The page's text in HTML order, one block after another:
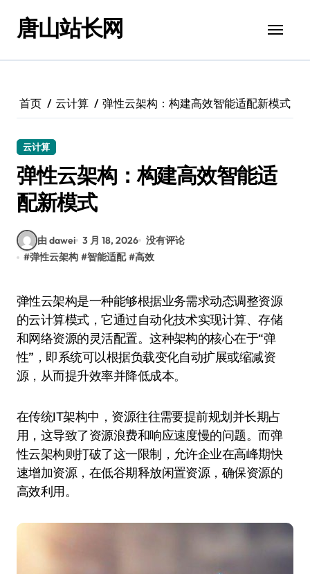
唐山站长网
首页 云计算 弹性云架构：构建高效智能适配新模式
云计算
弹性云架构：构建高效智能适
配新模式
由 dawei 3 月 18, 2026 没有评论
#弹性云架构 #智能适配 #高效
弹性云架构是一种能够根据业务需求动态调整资源
的云计算模式，它通过自动化技术实现计算、存储
和网络资源的灵活配置。这种架构的核心在于“弹
性”，即系统可以根据负载变化自动扩展或缩减资
源，从而提升效率并降低成本。
在传统IT架构中，资源往往需要提前规划并长期占
用，这导致了资源浪费和响应速度慢的问题。而弹
性云架构则打破了这一限制，允许企业在高峰期快
速增加资源，在低谷期释放闲置资源，确保资源的
高效利用。